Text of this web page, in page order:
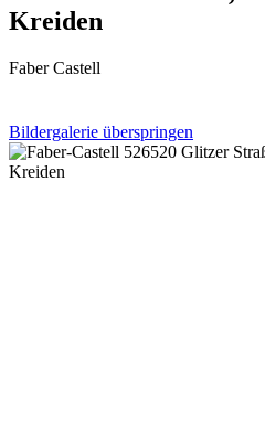
Kreiden
Faber Castell
Bildergalerie überspringen